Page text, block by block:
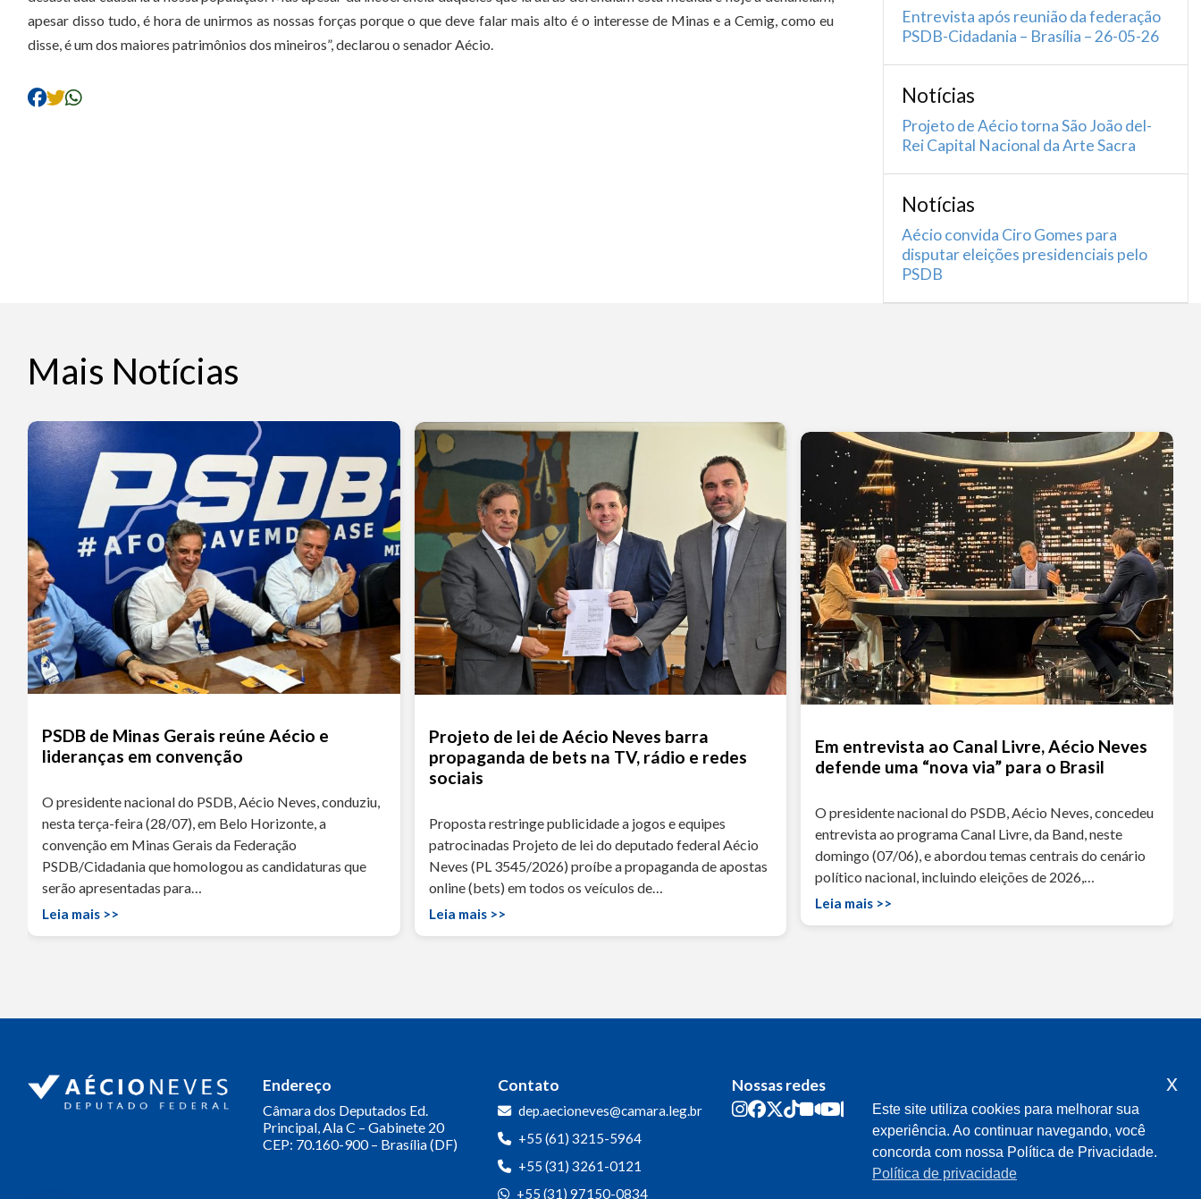
apesar disso tudo, é hora de unirmos as nossas forças porque o que deve falar mais alto é o interesse de Minas e a Cemig, como eu
disse, é um dos maiores patrimônios dos mineiros”, declarou o senador Aécio.
Entrevista após reunião da federação
PSDB-Cidadania – Brasília – 26-05-26
Notícias
Projeto de Aécio torna São João del-
Rei Capital Nacional da Arte Sacra
Notícias
Aécio convida Ciro Gomes para
disputar eleições presidenciais pelo
PSDB
Mais Notícias
PSDB de Minas Gerais reúne Aécio e
lideranças em convenção
O presidente nacional do PSDB, Aécio Neves, conduziu,
nesta terça-feira (28/07), em Belo Horizonte, a
convenção em Minas Gerais da Federação
PSDB/Cidadania que homologou as candidaturas que
serão apresentadas para…
Leia mais >>
Projeto de lei de Aécio Neves barra
propaganda de bets na TV, rádio e redes
sociais
Proposta restringe publicidade a jogos e equipes
patrocinadas Projeto de lei do deputado federal Aécio
Neves (PL 3545/2026) proíbe a propaganda de apostas
online (bets) em todos os veículos de…
Leia mais >>
Em entrevista ao Canal Livre, Aécio Neves
defende uma “nova via” para o Brasil
O presidente nacional do PSDB, Aécio Neves, concedeu
entrevista ao programa Canal Livre, da Band, neste
domingo (07/06), e abordou temas centrais do cenário
político nacional, incluindo eleições de 2026,…
Leia mais >>
Endereço
Câmara dos Deputados Ed.
Principal, Ala C – Gabinete 20
CEP: 70.160-900 – Brasília (DF)
Contato
dep.aecioneves@camara.leg.br
+55 (61) 3215-5964
+55 (31) 3261-0121
+55 (31) 97150-0834
Nossas redes
Este site utiliza cookies para melhorar sua
experiência. Ao continuar navegando, você
concorda com nossa Política de Privacidade.
Política de privacidade
x